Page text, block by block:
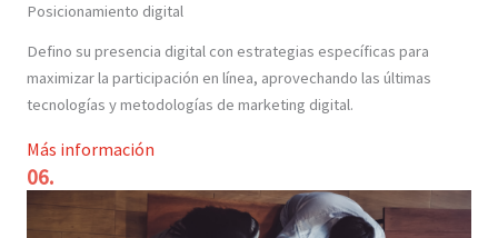
Posicionamiento digital
Defino su presencia digital con estrategias específicas para
maximizar la participación en línea, aprovechando las últimas
tecnologías y metodologías de marketing digital.
Más información
06.